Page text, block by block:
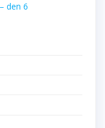
den 6